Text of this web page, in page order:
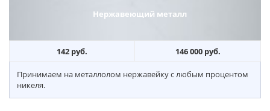
Нержавеющий металл
142 руб. 146 000 руб.
Принимаем на металлолом нержавейку с любым процентом
никеля.